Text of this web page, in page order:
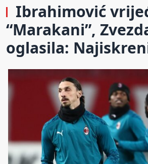
Ibrahimović
“Marakani”,
oglasila: